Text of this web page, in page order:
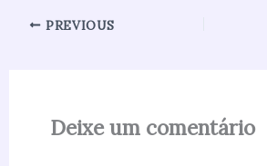
PREVIOUS
Deixe um comentário